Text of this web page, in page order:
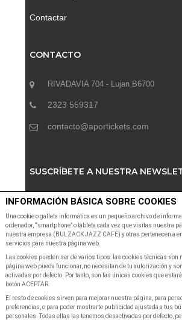
Contactar
CONTACTO
RIVADAVIA 704 - Lujan B6700
2323 559317
contacto@aportickets.com
SUSCRÍBETE A NUESTRA
Suscribete a nuestra Newsletter para recibir
noticias y ofertas
INFORMACIÓN BÁSICA SOBRE COOKIES
Una cookie o galleta informática es un pequeño archivo de
ordenador, “smartphone” o tableta cada vez que visitas nuestra
nuestra empresa (BULZACK JAZZ CAFE) y otras pertenecen a
servicios para nuestra página web.
Las cookies pueden ser de varios tipos: las cookies técnicas son
página web pueda funcionar, no necesitan de tu autorización y
activadas por defecto. Por tanto, son las únicas cookies que
botón ACEPTAR.
El resto de cookies sirven para mejorar nuestra página, para
preferencias, o para poder mostrarte publicidad ajustada a tus
personales. Todas ellas las tenemos desactivadas por defecto,